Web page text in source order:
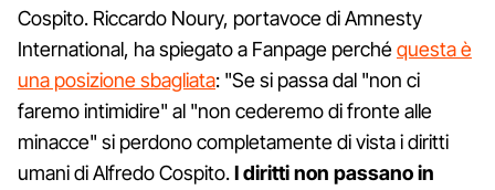
Cospito. Riccardo Noury, portavoce di Amnesty
International, ha spiegato a Fanpage perchéquesta è
una posizione sbagliata: "Se si passa dal "non ci
faremo intimidire" al "non cederemo di fronte alle
minacce" si perdono completamente di vista i diritti
umani di Alfredo Cospito.I diritti non passano in